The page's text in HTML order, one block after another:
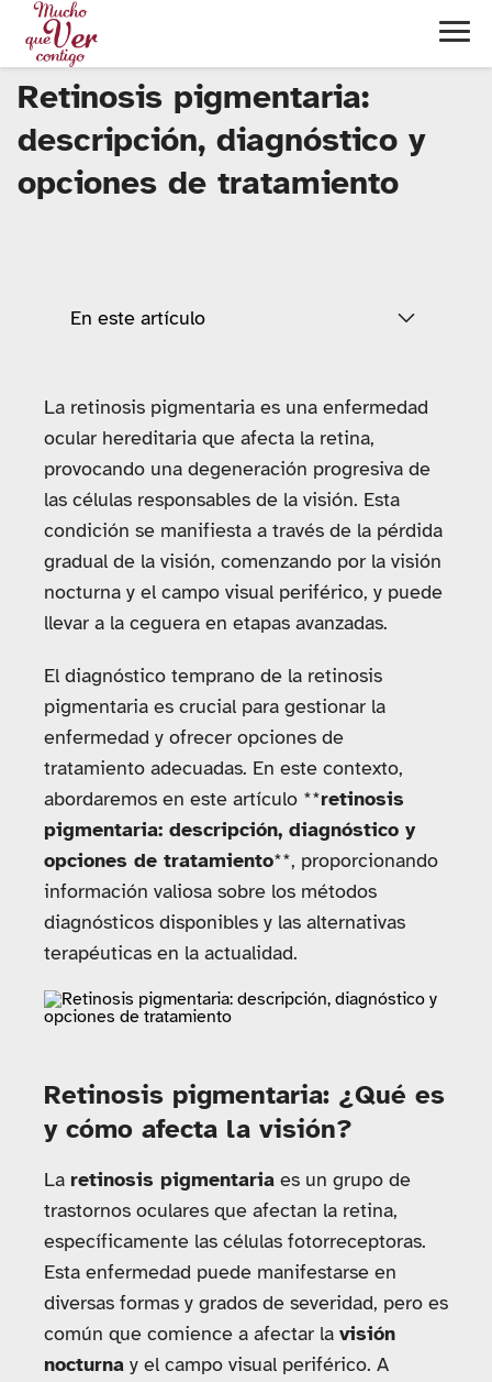
Retinosis pigmentaria:
descripción, diagnóstico y
opciones de tratamiento
En este artículo
La retinosis pigmentaria es una enfermedad
ocular hereditaria que afecta la retina,
provocando una degeneración progresiva de
las células responsables de la visión. Esta
condición se manifiesta a través de la pérdida
gradual de la visión, comenzando por la visión
nocturna y el campo visual periférico, y puede
llevar a la ceguera en etapas avanzadas.
El diagnóstico temprano de la retinosis
pigmentaria es crucial para gestionar la
enfermedad y ofrecer opciones de
tratamiento adecuadas. En este contexto,
abordaremos en este artículo **retinosis
pigmentaria: descripción, diagnóstico y
opciones de tratamiento**, proporcionando
información valiosa sobre los métodos
diagnósticos disponibles y las alternativas
terapéuticas en la actualidad.
Retinosis pigmentaria: ¿Qué es
y cómo afecta la visión?
La retinosis pigmentaria es un grupo de
trastornos oculares que afectan la retina,
específicamente las células fotorreceptoras.
Esta enfermedad puede manifestarse en
diversas formas y grados de severidad, pero es
común que comience a afectar la visión
nocturna y el campo visual periférico. A